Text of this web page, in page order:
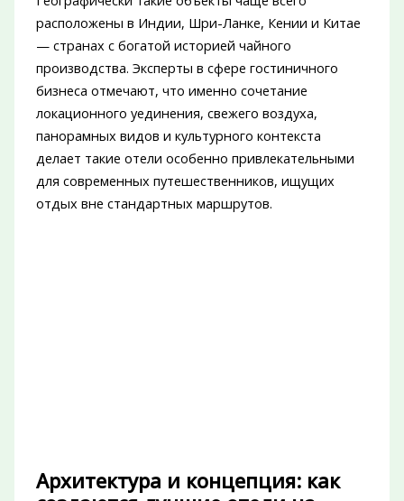
расположены в Индии, Шри-Ланке, Кении и Китае
— странах с богатой историей чайного
производства. Эксперты в сфере гостиничного
бизнеса отмечают, что именно сочетание
локационного уединения, свежего воздуха,
панорамных видов и культурного контекста
делает такие отели особенно привлекательными
для современных путешественников, ищущих
отдых вне стандартных маршрутов.
Архитектура и концепция: как